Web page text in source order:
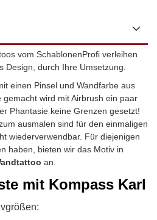
vom SchablonenProfi verleihen
Design, durch Ihre Umsetzung.
einen Pinsel und Wandfarbe aus
wird mit Airbrush ein paar
Phantasie keine Grenzen gesetzt!
ausmalen sind für den einmaligen
wiederverwendbar. Für diejenigen
haben, bieten wir das Motiv in
an.
mit Kompass Karl